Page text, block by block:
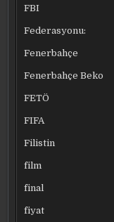
FBI
Federasyonu:
Fenerbahçe
Fenerbahçe Beko
FETÖ
FIFA
Filistin
film
final
fiyat